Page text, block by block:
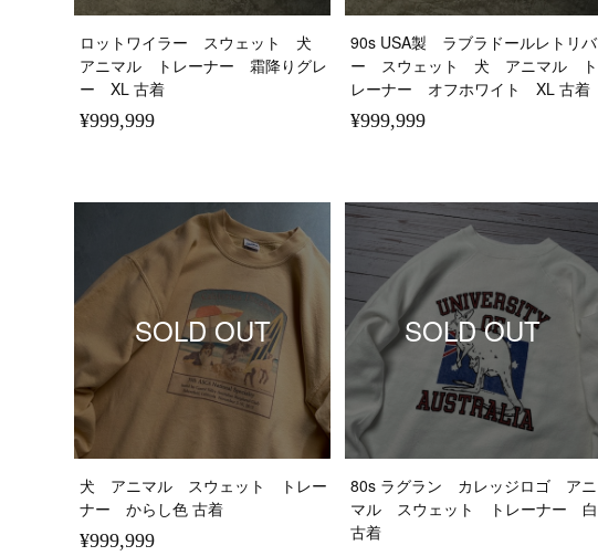
ロットワイラー スウェット 犬
アニマル トレーナー 霜降りグレ
ー XL 古着
¥999,999
90s USA製 ラブラドールレトリバ
ー スウェット 犬 アニマル ト
レーナー オフホワイト XL 古着
¥999,999
SOLD OUT
犬 アニマル スウェット トレー
ナー からし色 古着
¥999,999
SOLD OUT
80s ラグラン カレッジロゴ アニ
マル スウェット トレーナー 白
古着